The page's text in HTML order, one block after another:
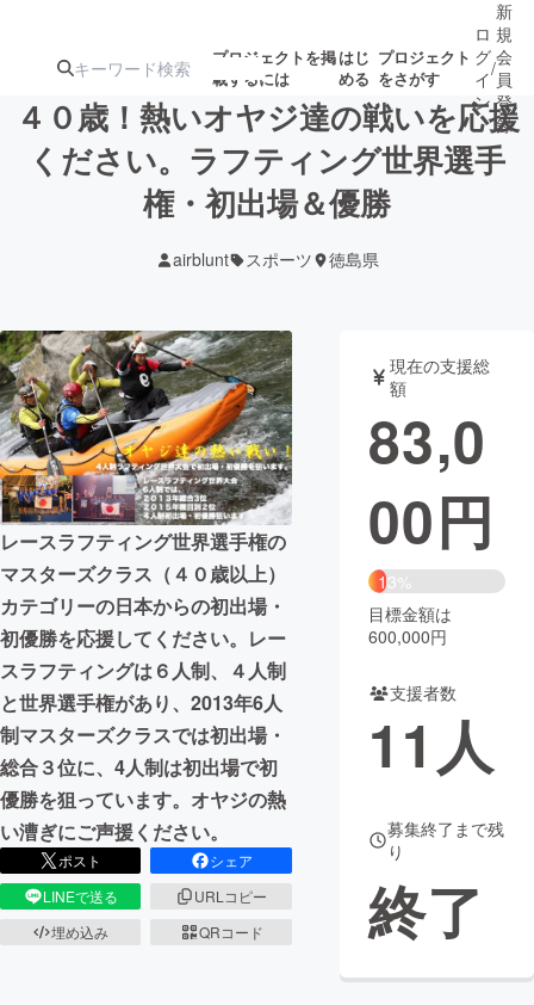
プロジェクトを掲
載するには
はじ
める
プロジェクト
をさがす
注目のリ 注目の新着プロ募集終了が近いプ
テクノロジー・ガジェット
映像・映画 書籍・雑誌
ビジネス・起業 チャレンジ
まちづくり・地域活性化
CAMPFIRE for Social Good
CAMPFIRE Creation
CAMPFIREふるさと納税 machi-ya コミュニティ
ロ
グ
イ
ン
/
新
規
会
員
登
録
４０歳！熱いオヤジ達の戦いを応援
ください。ラフティング世界選手
権・初出場＆優勝
airblunt スポーツ 徳島県
レースラフティング世界選手権の
マスターズクラス（４０歳以上）
カテゴリーの日本からの初出場・
初優勝を応援してください。レー
スラフティングは６人制、４人制
と世界選手権があり、2013年6人
制マスターズクラスでは初出場・
総合３位に、4人制は初出場で初
優勝を狙っています。オヤジの熱
い漕ぎにご声援ください。
ポスト
シェア
LINEで送る
URLコピー
埋め込み
QRコード
現在の支援総
額
83,0
00円
13%
目標金額は
600,000円
支援者数
11 人
募集終了まで残
り
終了